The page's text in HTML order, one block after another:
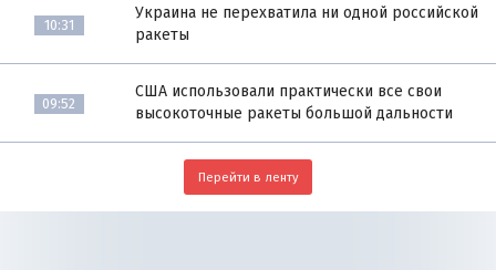
10:31
Украина не перехватила ни одной российской
ракеты
09:52
США использовали практически все свои
высокоточные ракеты большой дальности
Перейти в ленту